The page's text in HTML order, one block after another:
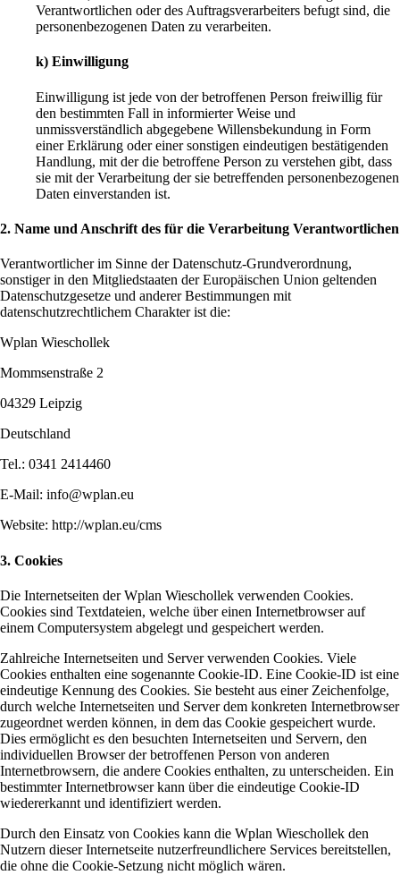
Verantwortlichen oder des Auftragsverarbeiters befugt sind, die
personenbezogenen Daten zu verarbeiten.
k) Einwilligung
Einwilligung ist jede von der betroffenen Person freiwillig für
den bestimmten Fall in informierter Weise und
unmissverständlich abgegebene Willensbekundung in Form
einer Erklärung oder einer sonstigen eindeutigen bestätigenden
Handlung, mit der die betroffene Person zu verstehen gibt, dass
sie mit der Verarbeitung der sie betreffenden personenbezogenen
Daten einverstanden ist.
2. Name und Anschrift des für die Verarbeitung Verantwortlichen
Verantwortlicher im Sinne der Datenschutz-Grundverordnung,
sonstiger in den Mitgliedstaaten der Europäischen Union geltenden
Datenschutzgesetze und anderer Bestimmungen mit
datenschutzrechtlichem Charakter ist die:
Wplan Wieschollek
Mommsenstraße 2
04329 Leipzig
Deutschland
Tel.: 0341 2414460
E-Mail: info@wplan.eu
Website: http://wplan.eu/cms
3. Cookies
Die Internetseiten der Wplan Wieschollek verwenden Cookies.
Cookies sind Textdateien, welche über einen Internetbrowser auf
einem Computersystem abgelegt und gespeichert werden.
Zahlreiche Internetseiten und Server verwenden Cookies. Viele
Cookies enthalten eine sogenannte Cookie-ID. Eine Cookie-ID ist eine
eindeutige Kennung des Cookies. Sie besteht aus einer Zeichenfolge,
durch welche Internetseiten und Server dem konkreten Internetbrowser
zugeordnet werden können, in dem das Cookie gespeichert wurde.
Dies ermöglicht es den besuchten Internetseiten und Servern, den
individuellen Browser der betroffenen Person von anderen
Internetbrowsern, die andere Cookies enthalten, zu unterscheiden. Ein
bestimmter Internetbrowser kann über die eindeutige Cookie-ID
wiedererkannt und identifiziert werden.
Durch den Einsatz von Cookies kann die Wplan Wieschollek den
Nutzern dieser Internetseite nutzerfreundlichere Services bereitstellen,
die ohne die Cookie-Setzung nicht möglich wären.